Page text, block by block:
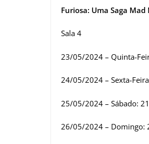
Furiosa: Uma Saga
Sala 4
23/05/2024 – Quinta-
24/05/2024 – Sexta-
25/05/2024 – Sábado:
26/05/2024 – Domingo: